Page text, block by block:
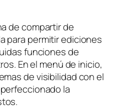
de compartir de
para permitir ediciones
funciones de
En el menú de inicio,
de visibilidad con el
la